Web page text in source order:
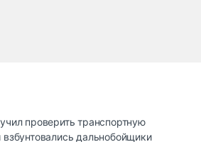
проверить транспортную
дальнобойщики